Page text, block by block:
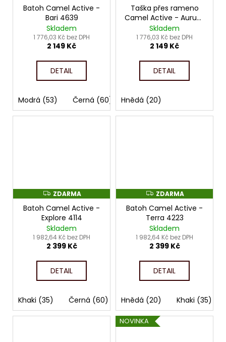
A
M
A
Batoh Camel Active -
Bari 4639
Skladem
1 776,03 Kč bez DPH
2 149 Kč
DETAIL
Modrá (53) Černá (60) Šedivá (71)
A
R
M
A
Taška přes rameno
Camel Active - Aurum
4700
Skladem
1 776,03 Kč bez DPH
2 149 Kč
DETAIL
Hnědá (20)
Z
D
A
R
M
A
ZDARMA
Batoh Camel Active -
Explore 4114
Skladem
1 982,64 Kč bez DPH
2 399 Kč
DETAIL
Khaki (35) Černá (60)
Z
D
A
M
A
ZDARMA
Batoh Camel Active -
Terra 4223
Skladem
1 982,64 Kč bez DPH
2 399 Kč
DETAIL
Hnědá (20) Khaki (35)
NOVINKA